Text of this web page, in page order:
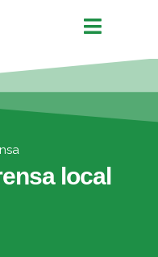
local